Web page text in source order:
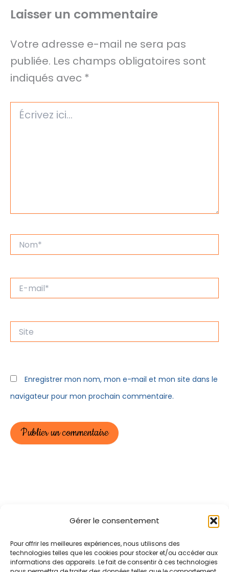
Gérer le consentement
Pour offrir les meilleures expériences, nous utilisons des
technologies telles que les cookies pour stocker et/ou accéder aux
informations des appareils. Le fait de consentir à ces technologies
Laisser un commentaire
Votre adresse e-mail ne sera pas
publiée. Les champs obligatoires sont
indiqués avec *
Écrivez
ici…
mail*
Enregistrer mon nom, mon e-mail et mon site dans le
navigateur pour mon prochain commentaire.
Politique de confidentialité
CGU
Mentions légales
Tarifs